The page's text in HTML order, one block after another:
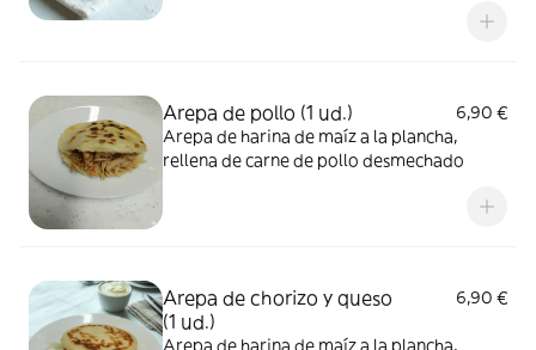
Arepa de pollo (1 ud.)
6,90 €
Arepa de harina de maíz a la plancha,
rellena de carne de pollo desmechado
Arepa de chorizo y queso
(1 ud.)
6,90 €
Arepa de harina de maíz a la plancha,